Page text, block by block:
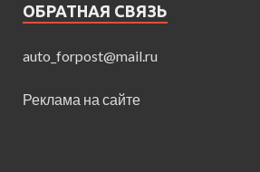
ОБРАТНАЯ СВЯЗЬ
auto_forpost@mail.ru
Реклама на сайте